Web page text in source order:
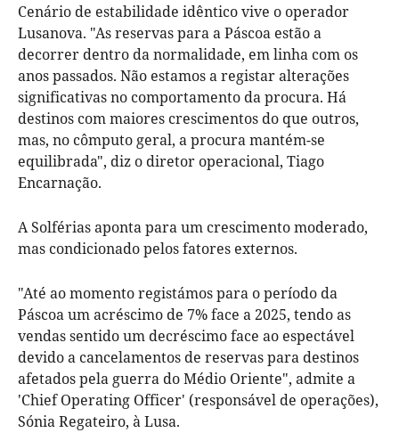
Cenário de estabilidade idêntico vive o operador
Lusanova. "As reservas para a Páscoa estão a
decorrer dentro da normalidade, em linha com os
anos passados. Não estamos a registar alterações
significativas no comportamento da procura. Há
destinos com maiores crescimentos do que outros,
mas, no cômputo geral, a procura mantém-se
equilibrada", diz o diretor operacional, Tiago
Encarnação.
A Solférias aponta para um crescimento moderado,
mas condicionado pelos fatores externos.
"Até ao momento registámos para o período da
Páscoa um acréscimo de 7% face a 2025, tendo as
vendas sentido um decréscimo face ao espectável
devido a cancelamentos de reservas para destinos
afetados pela guerra do Médio Oriente", admite a
'Chief Operating Officer' (responsável de operações),
Sónia Regateiro, à Lusa.